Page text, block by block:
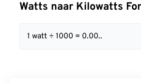
Watts naar Kilowatts
1 watt ÷ 1000 = 0.00..